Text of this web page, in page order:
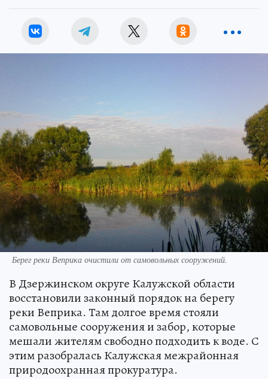
Берег реки Веприка очистили от самовольных сооружений.
В Дзержинском округе Калужской области
восстановили законный порядок на берегу
реки Веприка. Там долгое время стояли
самовольные сооружения и забор, которые
мешали жителям свободно подходить к воде. С
этим разобралась Калужская межрайонная
природоохранная прокуратура.